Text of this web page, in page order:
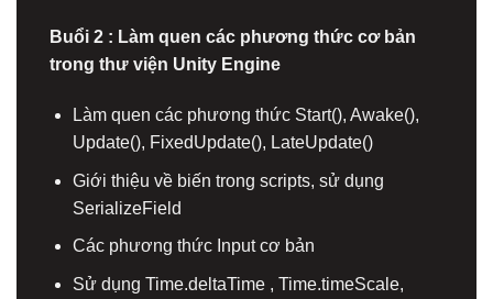
Buổi 2 : Làm quen các phương thức cơ bản
trong thư viện Unity Engine
Làm quen các phương thức Start(), Awake(),
Update(), FixedUpdate(), LateUpdate()
Giới thiệu về biến trong scripts, sử dụng
SerializeField
Các phương thức Input cơ bản
Sử dụng Time.deltaTime , Time.timeScale,